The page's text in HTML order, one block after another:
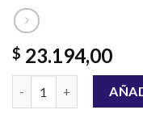
$ 23.194,00
CALEFACTOR ALTO